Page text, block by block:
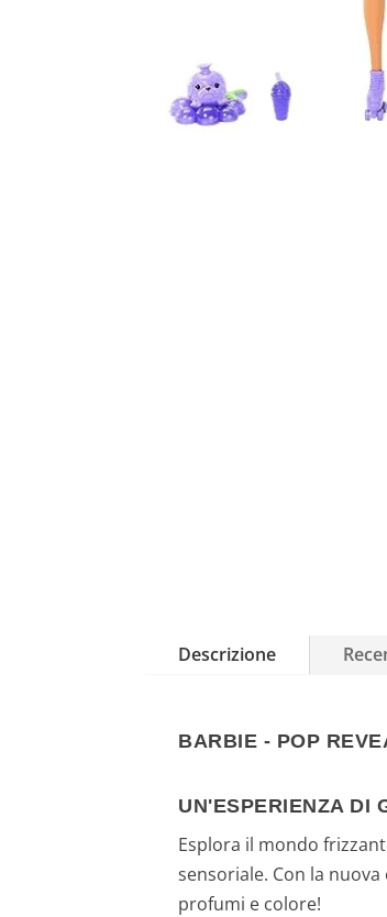
Descrizione
BARBIE - POP
UN'ESPERIENZA DI
Esplora il mondo
sensoriale. Con la
profumi e colore!